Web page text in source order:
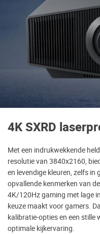
4K SXRD
Met een indrukwekkende
resolutie van 3840x2160,
en levendige kleuren, zelfs in
opvallende kenmerken van
4K/120Hz gaming met lage
keuze maakt voor gamers.
kalibratie-opties en een stille
optimale kijkervaring.